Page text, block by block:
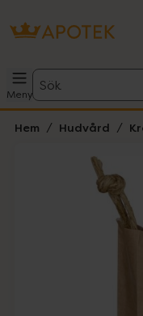
Meny
Sök
Hem Hudvård
Lista: .
Hoppa över Lista